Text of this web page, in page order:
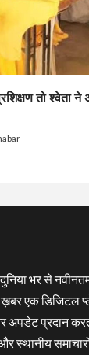
तो श्वेता ने
भर से
एक डिजिटल
अपडेट प्रदान
स्थानीय